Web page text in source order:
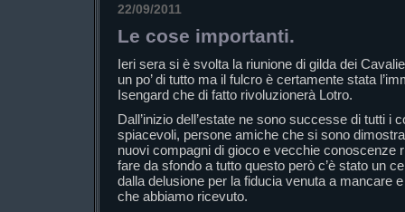
22/09/2011
Le cose importanti.
Ieri sera si è svolta la riunione di gilda dei
un po’ di tutto ma il fulcro è certamente stata
Isengard che di fatto rivoluzionerà Lotro.
Dall’inizio dell’estate ne sono successe di tutti i
spiacevoli, persone amiche che si sono
nuovi compagni di gioco e vecchie conoscenze
fare da sfondo a tutto questo però c’è stato un
dalla delusione per la fiducia venuta a mancare
che abbiamo ricevuto.